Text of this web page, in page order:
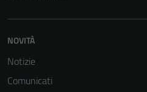
NOVITÀ
Notizie
Comunicati